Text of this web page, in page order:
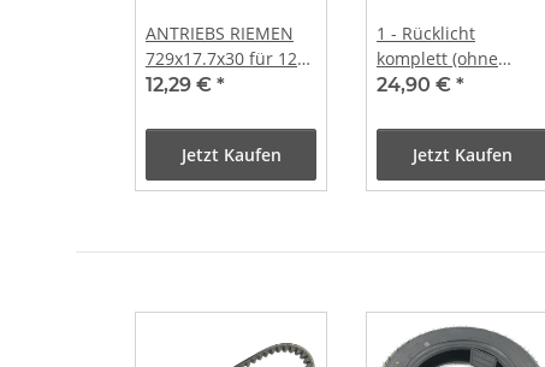
ANTRIEBS RIEMEN
729x17.7x30 für 12"
43cm für BAOTIAN
REX RS 900 4-TAKT
12,29 € *
Jetzt Kaufen
1 - Rücklicht
komplett (ohne
Halter) -3 Kabel
24,90 € *
Jetzt Kaufen